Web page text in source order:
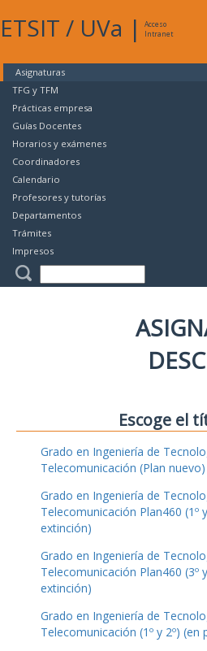
ETSIT / UVa |
Acceso
Intranet
Asignaturas
TFG y TFM
Prácticas empresa
Guías Docentes
Horarios y exámenes
Coordinadores
Calendario
Profesores y tutorías
Departamentos
Trámites
Impresos
Escoge el
Grado en Ingeniería de
Telecomunicación (Plan nuevo)
Grado en Ingeniería de
Telecomunicación Plan460 (1º
extinción)
Grado en Ingeniería de
Telecomunicación Plan460 (3º
extinción)
Grado en Ingeniería de
Telecomunicación (1º y 2º)